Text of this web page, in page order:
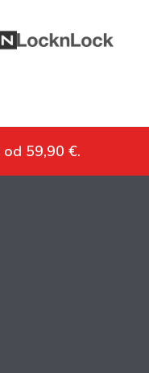
od 59,90 €.